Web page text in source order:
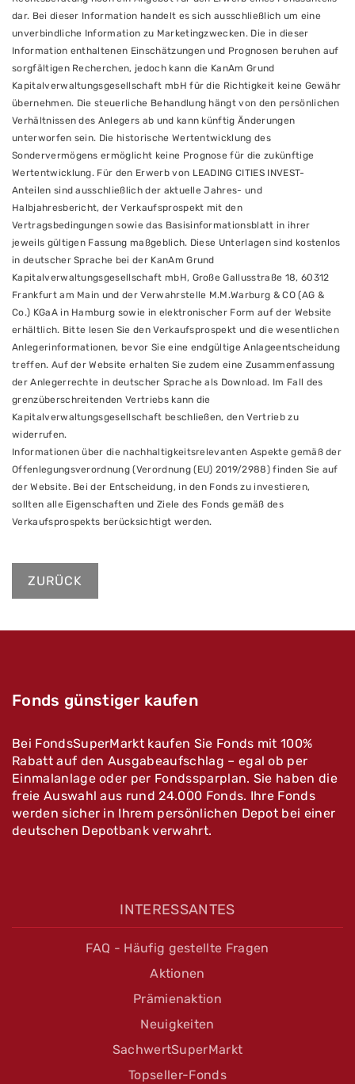
dar. Bei dieser Information handelt es sich ausschließlich um eine
unverbindliche Information zu Marketingzwecken. Die in dieser
Information enthaltenen Einschätzungen und Prognosen beruhen auf
sorgfältigen Recherchen, jedoch kann die KanAm Grund
Kapitalverwaltungsgesellschaft mbH für die Richtigkeit keine Gewähr
übernehmen. Die steuerliche Behandlung hängt von den persönlichen
Verhältnissen des Anlegers ab und kann künftig Änderungen
unterworfen sein. Die historische Wertentwicklung des
Sondervermögens ermöglicht keine Prognose für die zukünftige
Wertentwicklung. Für den Erwerb von LEADING CITIES INVEST-
Anteilen sind ausschließlich der aktuelle Jahres- und
Halbjahresbericht, der Verkaufsprospekt mit den
Vertragsbedingungen sowie das Basisinformationsblatt in ihrer
jeweils gültigen Fassung maßgeblich. Diese Unterlagen sind kostenlos
in deutscher Sprache bei der KanAm Grund
Kapitalverwaltungsgesellschaft mbH, Große Gallusstraße 18, 60312
Frankfurt am Main und der Verwahrstelle M.M.Warburg & CO (AG &
Co.) KGaA in Hamburg sowie in elektronischer Form auf der Website
erhältlich. Bitte lesen Sie den Verkaufsprospekt und die wesentlichen
Anlegerinformationen, bevor Sie eine endgültige Anlageentscheidung
treffen. Auf der Website erhalten Sie zudem eine Zusammenfassung
der Anlegerrechte in deutscher Sprache als Download. Im Fall des
grenzüberschreitenden Vertriebs kann die
Kapitalverwaltungsgesellschaft beschließen, den Vertrieb zu
widerrufen.
Informationen über die nachhaltigkeitsrelevanten Aspekte gemäß der
Offenlegungsverordnung (Verordnung (EU) 2019/2988) finden Sie auf
der Website. Bei der Entscheidung, in den Fonds zu investieren,
sollten alle Eigenschaften und Ziele des Fonds gemäß des
Verkaufsprospekts berücksichtigt werden.
ZURÜCK
Fonds günstiger kaufen
Bei FondsSuperMarkt kaufen Sie Fonds mit 100%
Rabatt auf den Ausgabeaufschlag – egal ob per
Einmalanlage oder per Fondssparplan. Sie haben die
freie Auswahl aus rund 24.000 Fonds. Ihre Fonds
werden sicher in Ihrem persönlichen Depot bei einer
deutschen Depotbank verwahrt.
INTERESSANTES
FAQ - Häufig gestellte Fragen
Aktionen
Prämienaktion
Neuigkeiten
SachwertSuperMarkt
Topseller-Fonds